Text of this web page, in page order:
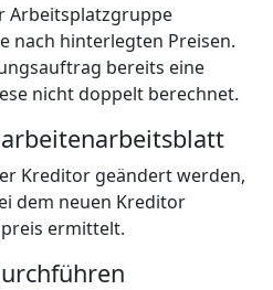
Arbeitsplatzgruppe
nach hinterlegten Preisen.
bereits eine
nicht doppelt berechnet.
Kreditor geändert werden,
dem neuen Kreditor
ermittelt.